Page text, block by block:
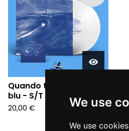
We use
We use
Quando tutto diventò
blu - S/T (LP)
20,00 €